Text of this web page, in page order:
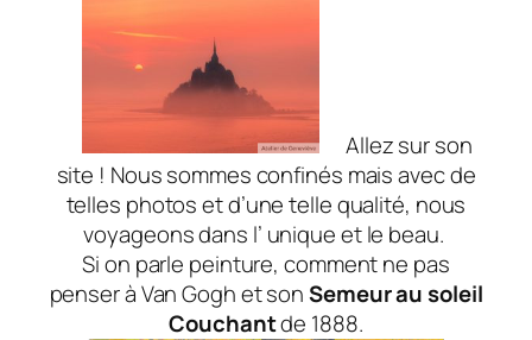
Allez sur son
site ! Nous sommes confinés mais avec de
telles photos et d’une telle qualité, nous
voyageons dans l’ unique et le beau.
Si on parle peinture, comment ne pas
penser à Van Gogh et sonSemeur au soleil
Couchantde 1888.